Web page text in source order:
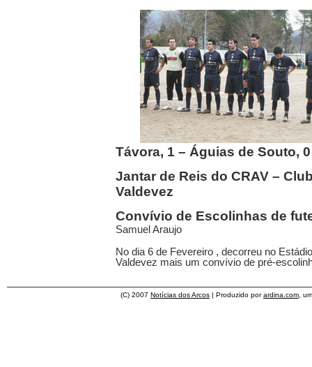
Távora, 1 – Águias de Souto, 0
Jantar de Reis do CRAV –
Valdevez
Convívio de Escolinhas de
Samuel Araujo
No dia 6 de Fevereiro , decorreu no
Valdevez mais um convívio de pré-
(C) 2007 Notícias dos Arcos | Produzido porardina.com ,